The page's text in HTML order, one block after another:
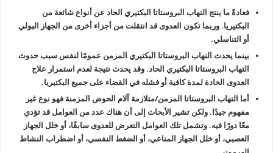
فعادةً ما ينتج التهاب البروستاتا البكتيري الحاد عن أنواع شائعة من
البكتيريا. وربما تكون العدوى قد انتقلت من أجزاء أخرى من الجهاز البولي
أو التناسلي.
بينما يحدث التهاب البروستاتا البكتيري المزمن عمومًا لنفس سبب حدوث
التهاب البروستاتا البكتيري الحاد. وقد يحدث نتيجة لعدم استمرار علاج
العدوى الحادة لمدة كافية أو فشله في القضاء على جميع البكتيريا.
أما التهاب البروستاتا المزمن/متلازمة آلام الحوض المزمنة فهو نوع غير
مفهوم جيدًا. ولكن تشير الأبحاث إلى أن هناك عدد من العوامل قد تؤدي
معًا دورًا فيه. وتشمل تلك العوامل التعرض للعدوى سابقًا، أو خلل الجهاز
العصبي، أو خلل الجهاز المناعي، أو الضغط النفسي، أو اضطراب النشاط